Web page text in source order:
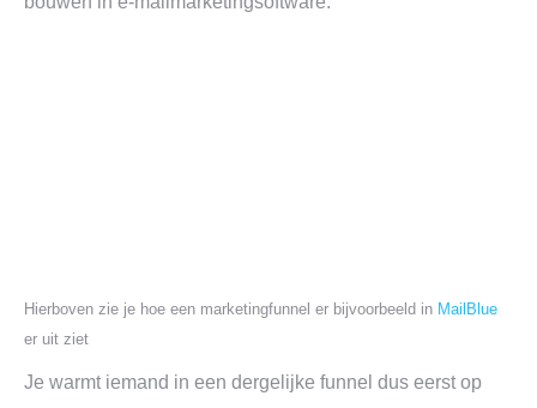
Hierboven zie je hoe een marketingfunnel er bijvoorbeeld in MailBlue
er uit ziet
Je warmt iemand in een dergelijke funnel dus eerst op